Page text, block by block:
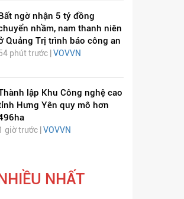
Bất ngờ nhận 5 tỷ đồng
nhầm, nam thanh niên
Quảng Trị trình báo công an
phút trước | VOVVN
lập Khu Công nghệ cao
Hưng Yên quy mô hơn
giờ trước | VOVVN
NHẤT